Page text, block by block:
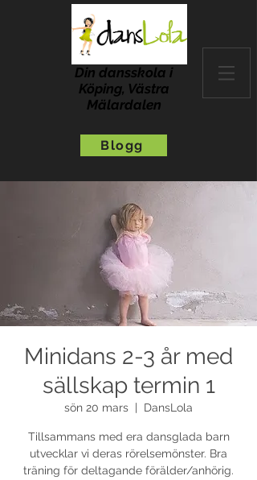
Din dansskola i
Köping, Västra
Mälardalen
Blogg
Minidans 2-3 år med
sällskap termin 1
sön 20 mars DansLola
Tillsammans med era dansglada barn
utvecklar vi deras rörelsemönster. Bra
träning för deltagande förälder/anhörig.